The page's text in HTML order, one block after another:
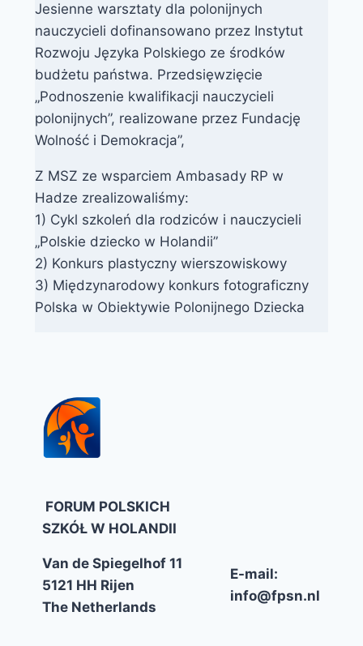
Jesienne warsztaty dla polonijnych
nauczycieli dofinansowano przez Instytut
Rozwoju Języka Polskiego ze środków
budżetu państwa. Przedsięwzięcie
„Podnoszenie kwalifikacji nauczycieli
polonijnych”, realizowane przez Fundację
Wolność i Demokracja”,
Z MSZ ze wsparciem Ambasady RP w
Hadze zrealizowaliśmy:
1) Cykl szkoleń dla rodziców i nauczycieli
„Polskie dziecko w Holandii”
2) Konkurs plastyczny wierszowiskowy
3) Międzynarodowy konkurs fotograficzny
Polska w Obiektywie Polonijnego Dziecka
FORUM POLSKICH
SZKÓŁ W HOLANDII
Van de Spiegelhof 11
5121 HH Rijen
The Netherlands
E-mail:
info@fpsn.nl